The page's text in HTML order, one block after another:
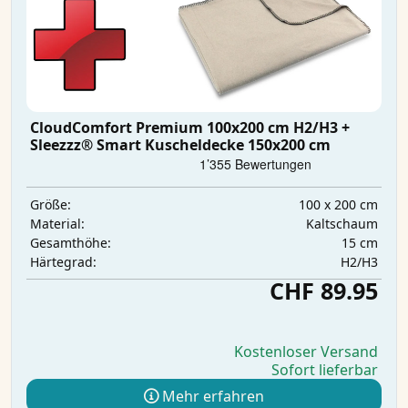
CloudComfort Premium 100x200 cm H2/H3 +
Sleezzz® Smart Kuscheldecke 150x200 cm
Größe:
100 x 200 cm
Material:
Kaltschaum
Gesamthöhe:
15 cm
Härtegrad:
H2/H3
CHF 89.95
Kostenloser Versand
Sofort lieferbar
Mehr erfahren